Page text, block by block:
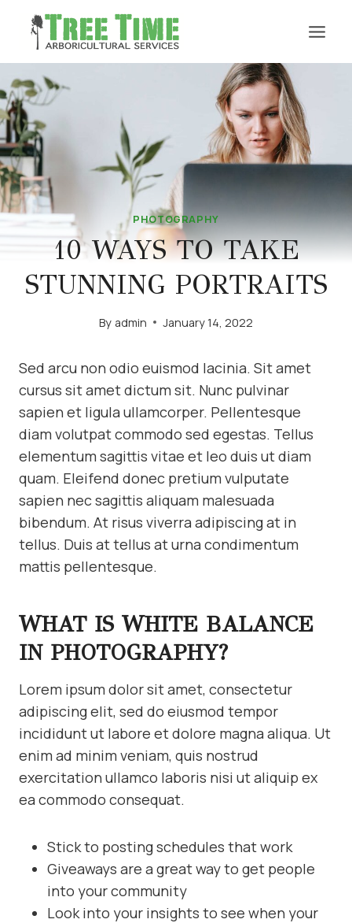
content
PHOTOGRAPHY
10 WAYS TO TAKE
STUNNING PORTRAITS
By admin January 14, 2022
Sed arcu non odio euismod lacinia. Sit amet
cursus sit amet dictum sit. Nunc pulvinar
sapien et ligula ullamcorper. Pellentesque
diam volutpat commodo sed egestas. Tellus
elementum sagittis vitae et leo duis ut diam
quam. Eleifend donec pretium vulputate
sapien nec sagittis aliquam malesuada
bibendum. At risus viverra adipiscing at in
tellus. Duis at tellus at urna condimentum
mattis pellentesque.
WHAT IS WHITE BALANCE
IN PHOTOGRAPHY?
Lorem ipsum dolor sit amet, consectetur
adipiscing elit, sed do eiusmod tempor
incididunt ut labore et dolore magna aliqua. Ut
enim ad minim veniam, quis nostrud
exercitation ullamco laboris nisi ut aliquip ex
ea commodo consequat.
Stick to posting schedules that work
Giveaways are a great way to get people
into your community
Look into your insights to see when your